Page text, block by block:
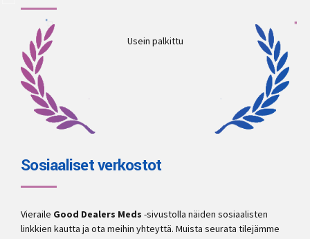
Usein palkittu
Sosiaaliset verkostot
Vieraile Good Dealers Meds -sivustolla näiden sosiaalisten
linkkien kautta ja ota meihin yhteyttä. Muista seurata tilejämme